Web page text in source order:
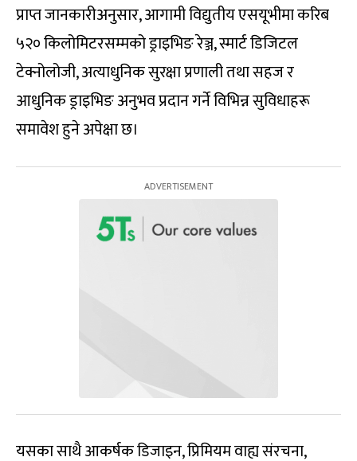
प्राप्त जानकारीअनुसार, आगामी विद्युतीय एसयूभीमा करिब
५२० किलोमिटरसम्मको ड्राइभिङ रेञ्ज, स्मार्ट डिजिटल
टेक्नोलोजी, अत्याधुनिक सुरक्षा प्रणाली तथा सहज र
आधुनिक ड्राइभिङ अनुभव प्रदान गर्ने विभिन्न सुविधाहरू
समावेश हुने अपेक्षा छ।
यसका साथै आकर्षक डिजाइन, प्रिमियम वाह्य संरचना,